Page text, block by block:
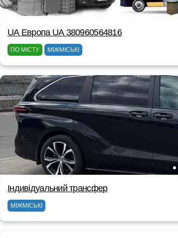
UА Европа UА 380960564816
ПО МІСТУ МІЖМІСЬКІ
Індивідуальний трансфер
МІЖМІСЬКІ